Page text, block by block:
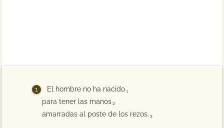
El hombre no ha nacido 1
para tener las manos 2
amarradas al poste de los rezos. 3